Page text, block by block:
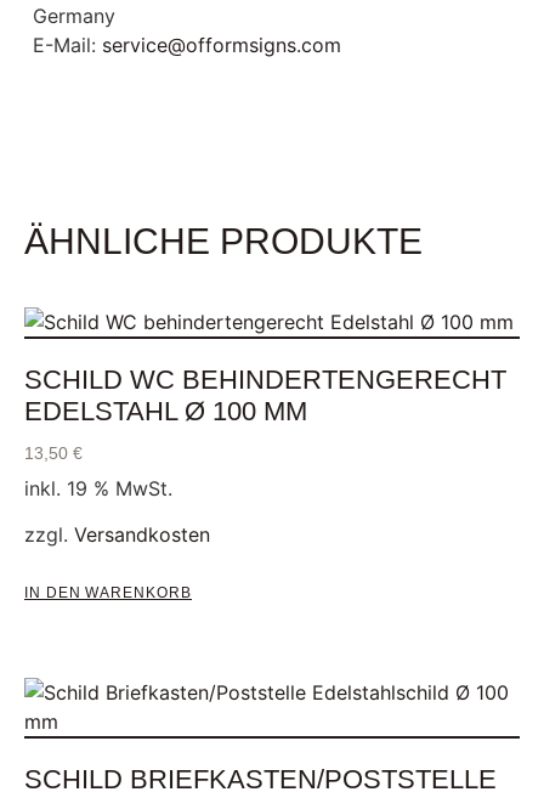
Germany
E-Mail: service@offormsigns.com
ÄHNLICHE PRODUKTE
SCHILD WC BEHINDERTENGERECHT
EDELSTAHL Ø 100 MM
13,50 €
inkl. 19 % MwSt.
zzgl. Versandkosten
IN DEN WARENKORB
SCHILD BRIEFKASTEN/POSTSTELLE